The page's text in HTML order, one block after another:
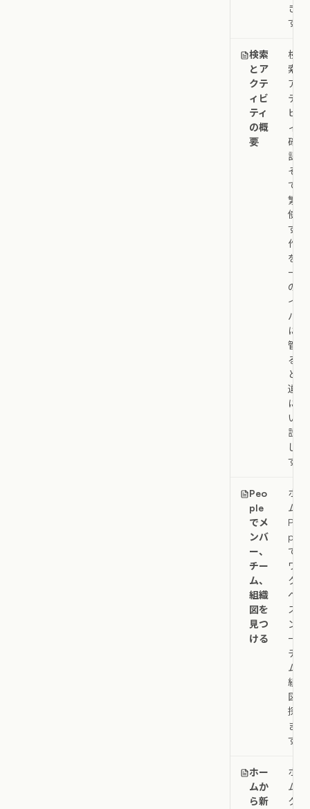
きま
す。
検索
とア
クテ
ィビ
ティ
の概
要
検
索、
アク
ティ
ビテ
ィの
確
認、
そし
て頻
繁に
使用
する
作業
をホ
ーム
のサ
イド
バー
に保
管す
るこ
との
違い
につ
いて
説明
しま
す。
Peo
ple
でメ
ンバ
ー、
チー
ム、
組織
図を
見つ
ける
ホー
ムの
Peo
ple
で、
ワー
クス
ペー
スメ
ンバ
ー、
チー
ム、
組織
図を
探し
ま
す。
ホー
ムか
ら新
ホー
ムの
クイ